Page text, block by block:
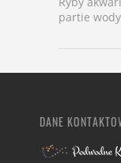
partie wody
DANE